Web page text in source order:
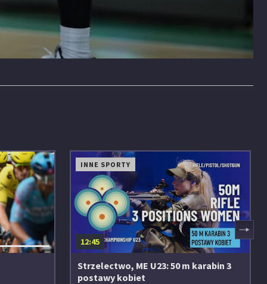
INNE SPORTY
12:45
Strzelectwo, ME U23: 50 m karabin 3
postawy kobiet
▶